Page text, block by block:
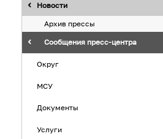
Новости
Архив прессы
Сообщения пресс-центра
Округ
МСУ
Документы
Услуги